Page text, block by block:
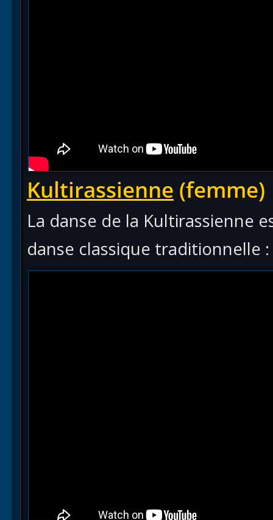
Kultirassienne (femme)
La danse de la Kultirassienne
danse classique traditionnelle :